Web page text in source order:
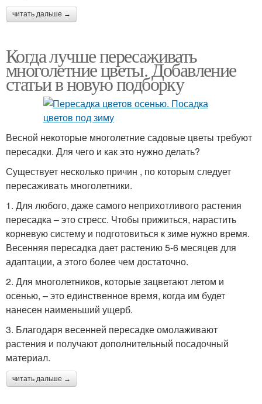
читать дальше →
Когда лучше пересаживать
многолетние цветы. Добавление
статьи в новую подборку
Весной некоторые многолетние садовые цветы требуют
пересадки. Для чего и как это нужно делать?
Существует несколько причин , по которым следует
пересаживать многолетники.
1. Для любого, даже самого неприхотливого растения
пересадка – это стресс. Чтобы прижиться, нарастить
корневую систему и подготовиться к зиме нужно время.
Весенняя пересадка дает растению 5-6 месяцев для
адаптации, а этого более чем достаточно.
2. Для многолетников, которые зацветают летом и
осенью, – это единственное время, когда им будет
нанесен наименьший ущерб.
3. Благодаря весенней пересадке омолаживают
растения и получают дополнительный посадочный
материал.
читать дальше →